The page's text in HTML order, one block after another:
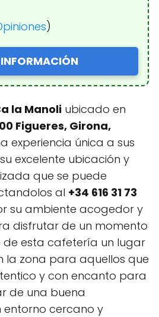
)
la Manoli ubicado en
Figueres, Girona,
experiencia única a sus
excelente ubicación y
que se puede
al +34 616 31 73
su ambiente acogedor y
disfrutar de un momento
de esta cafetería un lugar
la zona para aquellos que
y con encanto para
de una buena
entorno cercano y